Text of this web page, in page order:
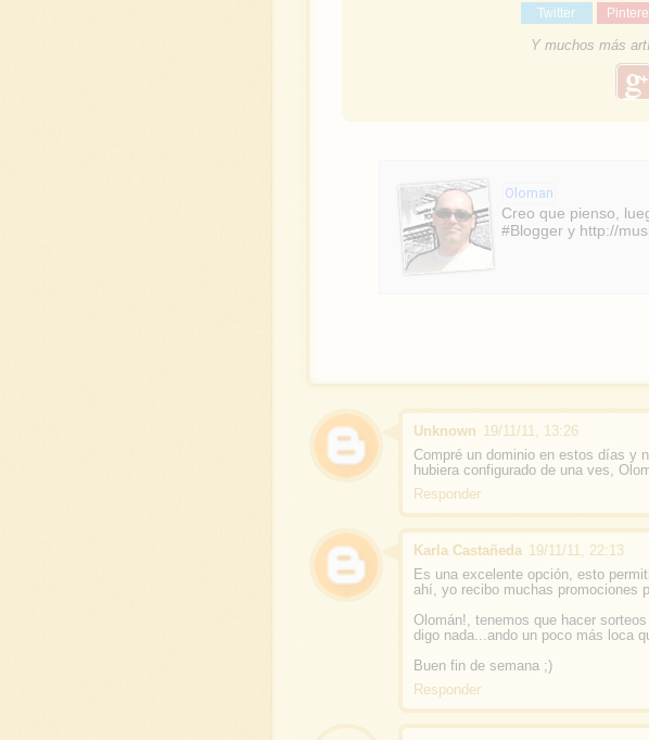
Twitter
Y muchos más
e
Oloman
Creo que pienso,
#Blogger y http://
Unknown 19/11/11, 13:26
Compré un dominio en estos días y
hubiera configurado de una ves,
Responder
Karla Castañeda 19/11/11, 22:13
Es una excelente opción, esto
ahí, yo recibo muchas promociones
Olomán!, tenemos que hacer
digo nada...ando un poco más loca
Buen fin de semana ;)
Responder